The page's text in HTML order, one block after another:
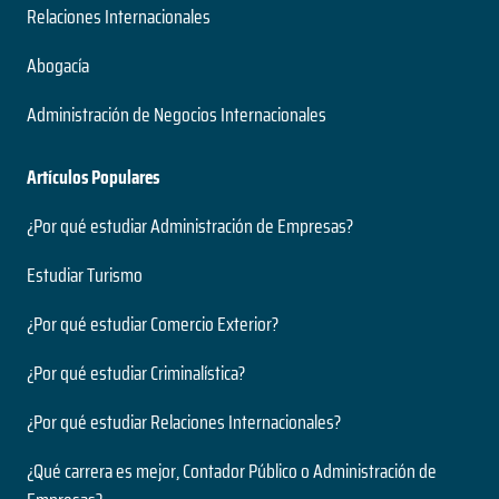
Relaciones Internacionales
Abogacía
Administración de Negocios Internacionales
Artículos Populares
¿Por qué estudiar Administración de Empresas?
Estudiar Turismo
¿Por qué estudiar Comercio Exterior?
¿Por qué estudiar Criminalística?
¿Por qué estudiar Relaciones Internacionales?
¿Qué carrera es mejor, Contador Público o Administración de